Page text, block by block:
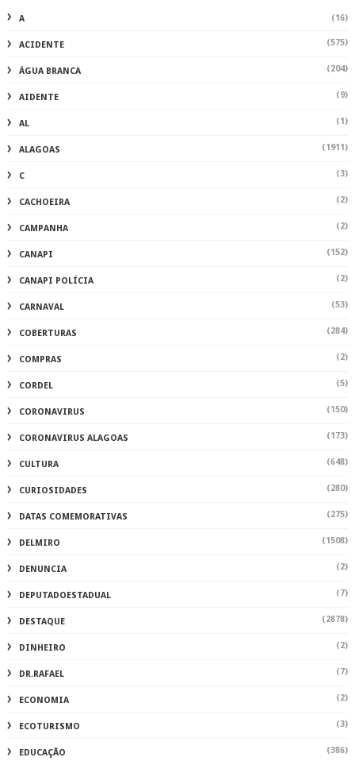
A (16)
ACIDENTE (575)
ÁGUA BRANCA (204)
AIDENTE (9)
AL (1)
ALAGOAS (1911)
C (3)
CACHOEIRA (2)
CAMPANHA (2)
CANAPI (152)
CANAPI POLÍCIA (2)
CARNAVAL (53)
COBERTURAS (284)
COMPRAS (2)
CORDEL (5)
CORONAVIRUS (150)
CORONAVIRUS ALAGOAS (173)
CULTURA (648)
CURIOSIDADES (280)
DATAS COMEMORATIVAS (275)
DELMIRO (1508)
DENUNCIA (2)
DEPUTADOESTADUAL (7)
DESTAQUE (2878)
DINHEIRO (2)
DR.RAFAEL (7)
ECONOMIA (2)
ECOTURISMO (3)
EDUCAÇÃO (386)